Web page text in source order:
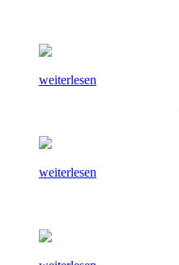
weiterlesen
weiterlesen